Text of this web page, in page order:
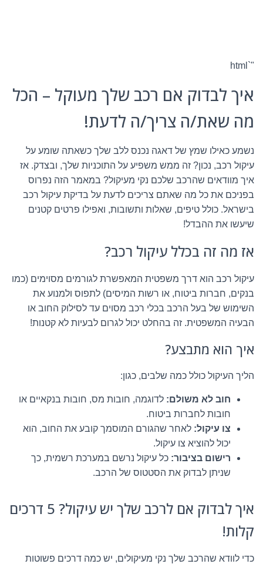
"`html
איך לבדוק אם רכב שלך מעוקל – הכל
מה שאת/ה צריך/ה לדעת!
נשמע כאילו שמץ של דאגה נכנס ללב שלך כשאתה שומע על
עיקול רכב, נכון? זה ממש משפיע על התוכניות שלך, ובצדק. אז
איך מוודאים שהרכב שלכם נקי מעיקול? במאמר הזה נפרוס
בפניכם את כל מה שאתם צריכים לדעת על בדיקת עיקול רכב
בישראל. כולל טיפים, שאלות ותשובות, ואפילו פרטים קטנים
שיעשו את ההבדל!
אז מה זה בכלל עיקול רכב?
עיקול רכב הוא דרך משפטית המאפשרת לגורמים מסוימים (כמו
בנקים, חברות ביטוח, או רשות המיסים) לתפוס ולמנוע את
השימוש של בעל הרכב בכלי רכב מסוים עד לסילוק החוב או
הבעיה המשפטית. זה בהחלט יכול לגרום לבעיות לא קטנות!
איך הוא מתבצע?
הליך העיקול כולל כמה שלבים, כגון:
חוב לא משולם: לדוגמה, חובות מס, חובות בנקאיים או
חובות לחברות ביטוח.
צו עיקול: לאחר שהגורם המוסמך קובע את החוב, הוא
יכול להוציא צו עיקול.
רישום בציבור: כל עיקול נרשם במערכת רשמית, כך
שניתן לבדוק את הסטטוס של הרכב.
איך לבדוק אם לרכב שלך יש עיקול? 5 דרכים
קלות!
כדי לוודא שהרכב שלך נקי מעיקולים, יש כמה דרכים פשוטות